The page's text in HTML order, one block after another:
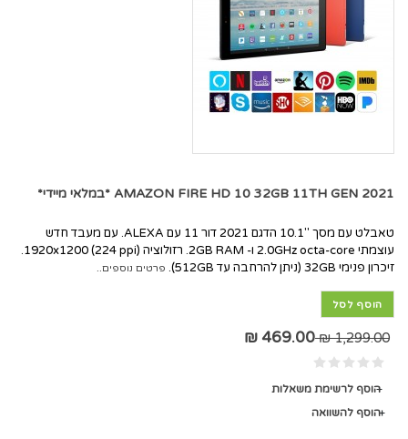
AMAZON FIRE HD 10 32GB 11TH GEN 2021 *במלאי מיידי*
טאבלט עם מסך ''10.1 הדגם 2021 דור 11 עם ALEXA. עם מעבד חדש
עוצמתי 2.0GHz octa-core ו- 2GB RAM. רזולוציה 1920x1200 (224 ppi).
זיכרון פנימי 32GB (ניתן להרחבה עד 512GB).
פרטים נוספים..
הוסף לסל
1,299.00 ₪
469.00 ₪
הוסף לרשימת משאלות
הוסף להשוואה